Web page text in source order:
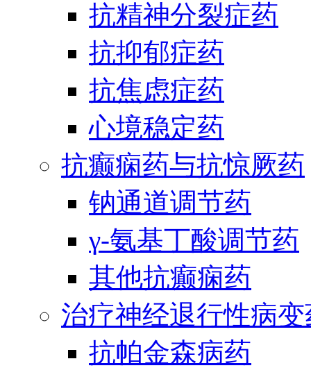
抗精神分裂症药
抗抑郁症药
抗焦虑症药
心境稳定药
抗癫痫药与抗惊厥药
钠通道调节药
γ-氨基丁酸调节药
其他抗癫痫药
治疗神经退行性病
抗帕金森病药